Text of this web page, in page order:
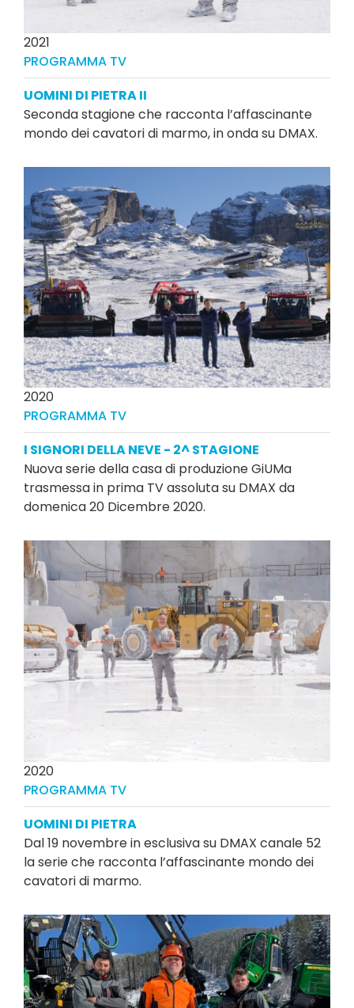
2021
PROGRAMMA TV
UOMINI DI PIETRA II
Seconda stagione che racconta l’affascinante
mondo dei cavatori di marmo, in onda su DMAX.
2020
PROGRAMMA TV
I SIGNORI DELLA NEVE - 2^ STAGIONE
Nuova serie della casa di produzione GiUMa
trasmessa in prima TV assoluta su DMAX da
domenica 20 Dicembre 2020.
2020
PROGRAMMA TV
UOMINI DI PIETRA
Dal 19 novembre in esclusiva su DMAX canale 52
la serie che racconta l’affascinante mondo dei
cavatori di marmo.